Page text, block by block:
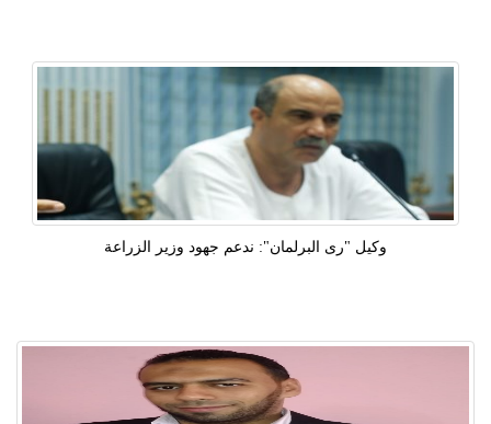
وكيل "رى البرلمان": ندعم جهود وزير الزراعة